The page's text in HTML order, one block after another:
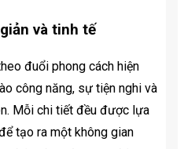
và tinh tế
đuổi phong cách hiện
công năng, sự tiện nghi và
Mỗi chi tiết đều được lựa
tạo ra một không gian